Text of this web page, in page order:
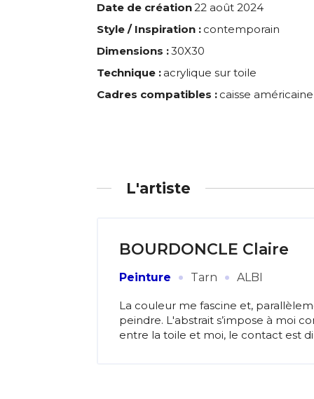
Date de création22 août 2024
Style / Inspiration : contemporain
Dimensions :30X30
Technique : acrylique sur toile
Cadres compatibles : caisse
L'artiste
BOURDONCLE Claire
Peinture · Tarn · ALBI
La couleur me fascine et,
peindre. L'abstrait s’impose à moi
entre la toile et moi, le contact est